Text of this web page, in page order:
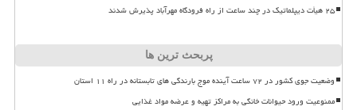
۲۵ هیأت دیپلماتیک در چند ساعت از راه فرودگاه مهرآباد پذیرش شدند
پربحث ترین ها
وضعیت جوی کشور در ۷۲ ساعت آینده موج بارندگی های تابستانه در راه ۱۱ استان
ممنوعیت ورود حیوانات خانگی به مراکز تهیه و عرضه مواد غذایی